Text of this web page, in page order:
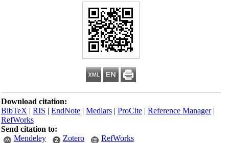
Download citation:
BibTeX|RIS|EndNote|Medlars|ProCite|Reference Manager
RefWorks
Send citation to:
Mendeley
Zotero RefWorks